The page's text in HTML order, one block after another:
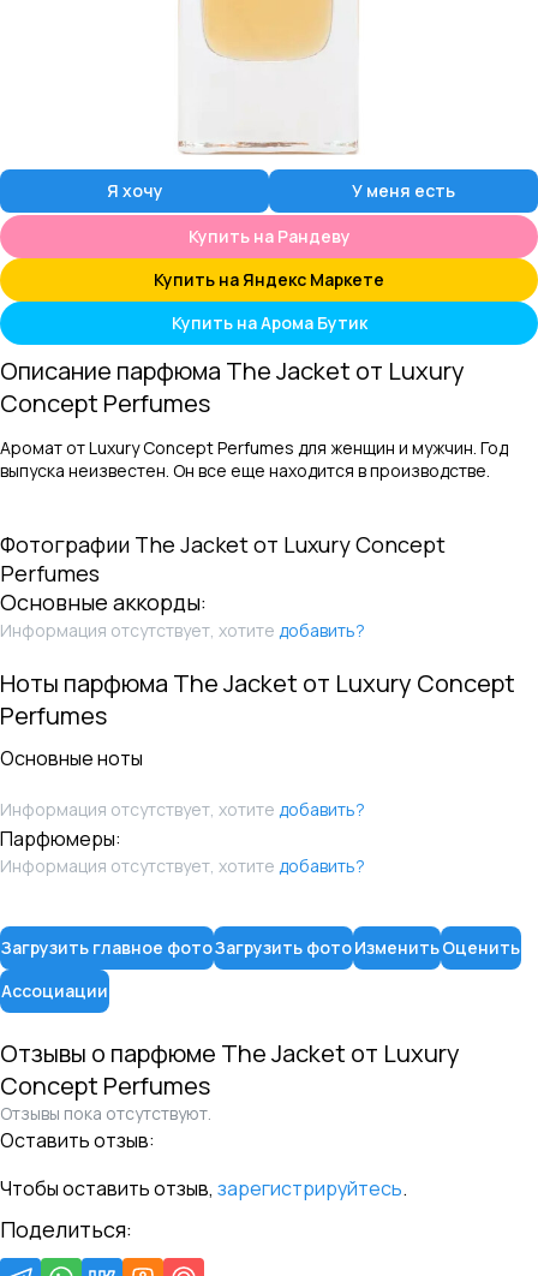
Я хочу
У меня есть
Купить на Рандеву
Купить на Яндекс Маркете
Купить на Арома Бутик
Описание парфюма The Jacket от Luxury
Concept Perfumes
Аромат от Luxury Concept Perfumes для женщин и мужчин. Год
выпуска неизвестен. Он все еще находится в производстве.
Фотографии The Jacketот Luxury Concept
Perfumes
Основные аккорды:
Информация отсутствует, хотите добавить?
Ноты парфюма The Jacket от Luxury Concept
Perfumes
Основные ноты
Информация отсутствует, хотите добавить?
Парфюмеры:
Информация отсутствует, хотите добавить?
Загрузить главное фотоЗагрузить фотоИзменитьОценить
Ассоциации
Отзывы о парфюме The Jacket от Luxury
Concept Perfumes
Отзывы пока отсутствуют.
Оставить отзыв:
Чтобы оставить отзыв, зарегистрируйтесь.
Поделиться: